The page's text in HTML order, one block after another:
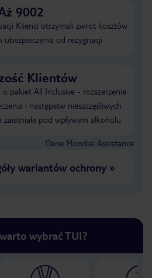
9002
Klienci otrzymali zwrot kosztów
ubezpieczenia od rezygnacji
Klientów
o pakiet All Inclusive - rozszerzenie
i następstw nieszczęśliwych
pod wpływem alkoholu
Dane Mondial Assistance
wariantów ochrony»
wybrać TUI?